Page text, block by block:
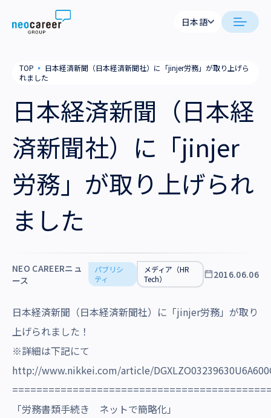
Skip to content
neocareer について
私たちの考え方
就労支援
業務支援
会社概要
役員一覧
拠点一覧
沿革・受賞歴
サステナビリティ
採用情報
日本語
TOP ▪ 日本経済新聞（日本経済新聞社）に「jinjer労務」が取り上げら
れました
日本経済新聞（日本経
済新聞社）に「jinjer
労務」が取り上げられ
ました
NEO CAREERニュ
ース
パブリシ
ティ
メディア（HR
Tech）
2016.06.06
日本経済新聞（日本経済新聞社）に「jinjer労務」が取り
上げられました！
※詳細は下記にて
http://www.nikkei.com/article/
「労務書類手続き ネットで簡略化」